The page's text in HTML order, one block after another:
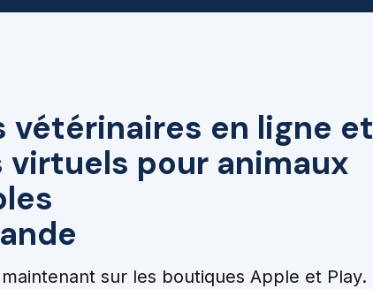
vétérinaires en ligne et
virtuels pour animaux
sur les boutiques Apple et Play.